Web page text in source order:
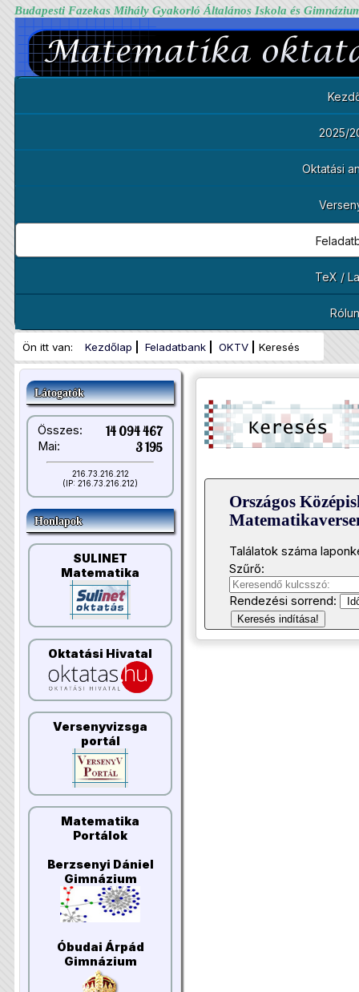
Budapesti Fazekas Mihály Gyakorló Általános Iskola és
2025/
Oktatási
TeX /
Ön itt van: Kezdőlap Feladatbank OKTV Keresés
Látogatók
Összes: 14 094 467
Mai: 3 195
216.73.216.212
(IP: 216.73.216.212)
Honlapok
SULINET
Matematika
Oktatási Hivatal
Versenyvizsga
portál
Matematika
Portálok
Berzsenyi Dániel
Gimnázium
Óbudai Árpád
Gimnázium
Országos
Találatok száma
Szűrő:
Rendezési sorrend:
Keresés indítása!